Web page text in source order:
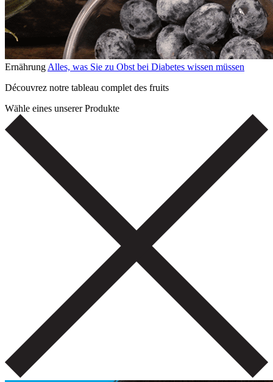
Ernährung Alles, was Sie zu Obst bei Diabetes wissen müssen
Découvrez notre tableau complet des fruits
Wähle eines unserer Produkte